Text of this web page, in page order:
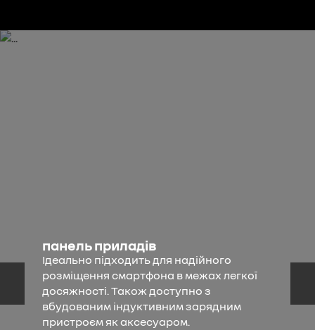
панель приладів
Ідеально підходить для надійного
розміщення смартфона в межах легкої
досяжності. Також доступно з
вбудованим індуктивним зарядним
пристроєм як аксесуаром.